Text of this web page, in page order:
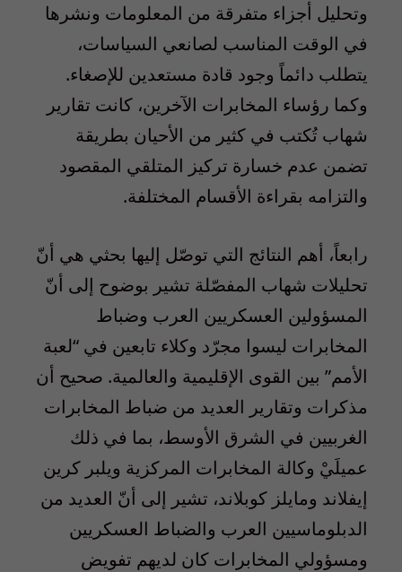
وتحليل أجزاء متفرقة من المعلومات ونشرها
في الوقت المناسب لصانعي السياسات،
يتطلب دائماً وجود قادة مستعدين للإصغاء.
وكما رؤساء المخابرات الآخرين، كانت تقارير
شهاب تُكتب في كثير من الأحيان بطريقة
تضمن عدم خسارة تركيز المتلقي المقصود
والتزامه بقراءة الأقسام المختلفة.
رابعاً، أهم النتائج التي توصّل إليها بحثي هي أنّ
تحليلات شهاب المفصّلة تشير بوضوح إلى أنّ
المسؤولين العسكريين العرب وضباط
المخابرات ليسوا مجرّد وكلاء تابعين في “لعبة
الأمم” بين القوى الإقليمية والعالمية. صحيح أن
مذكرات وتقارير العديد من ضباط المخابرات
الغربيين في الشرق الأوسط، بما في ذلك
عميلَيْ وكالة المخابرات المركزية ويلبر كرين
إيفلاند ومايلز كوبلاند، تشير إلى أنّ العديد من
الدبلوماسيين العرب والضباط العسكريين
ومسؤولي المخابرات كان لديهم تفويض